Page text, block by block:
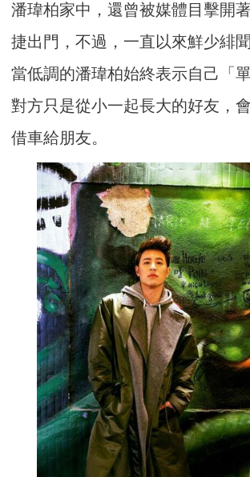
潘瑋柏家中，還曾被媒體目擊開
捷出門，不過，一直以來鮮少緋
當低調的潘瑋柏始終表示自己「
對方只是從小一起長大的好友，
借車給朋友。